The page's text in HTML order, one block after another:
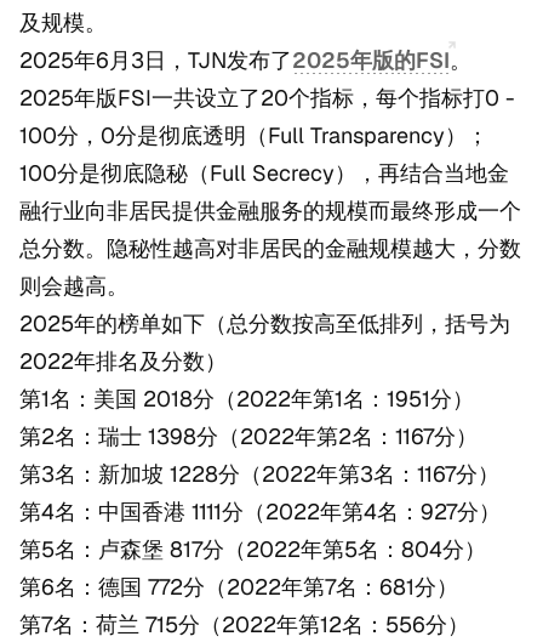
及规模。
2025年6月3日，TJN发布了2025年版的FSI。
2025年版FSI一共设立了20个指标，每个指标打0 -
100分，0分是彻底透明（Full Transparency）；
100分是彻底隐秘（Full Secrecy），再结合当地金
融行业向非居民提供金融服务的规模而最终形成一个
总分数。隐秘性越高对非居民的金融规模越大，分数
则会越高。
2025年的榜单如下（总分数按高至低排列，括号为
2022年排名及分数）
第1名：美国 2018分（2022年第1名：1951分）
第2名：瑞士 1398分（2022年第2名：1167分）
第3名：新加坡 1228分（2022年第3名：1167分）
第4名：中国香港 1111分（2022年第4名：927分）
第5名：卢森堡 817分（2022年第5名：804分）
第6名：德国 772分（2022年第7名：681分）
第7名：荷兰 715分（2022年第12名：556分）